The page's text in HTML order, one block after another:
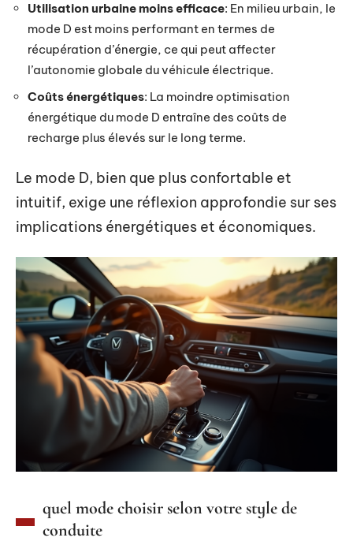
Utilisation urbaine moins efficace: En milieu urbain, le
mode D est moins performant en termes de
récupération d’énergie, ce qui peut affecter
l’autonomie globale du véhicule électrique.
Coûts énergétiques: La moindre optimisation
énergétique du mode D entraîne des coûts de
recharge plus élevés sur le long terme.
Le mode D, bien que plus confortable et
intuitif, exige une réflexion approfondie sur ses
implications énergétiques et économiques.
quel mode choisir selon votre style de
conduite